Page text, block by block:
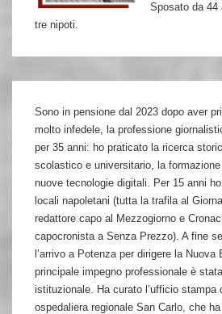
Sposato da 44
tre nipoti.
Sono in pensione dal 2023 dopo aver
molto infedele, la professione
per 35 anni: ho praticato la ricerca
scolastico e universitario, la
nuove tecnologie digitali. Per 15 anni
locali napoletani (tutta la trafila al
redattore capo al Mezzogiorno e
capocronista a Senza Prezzo). A fine
l’arrivo a Potenza per dirigere la Nuova
principale impegno professionale è
istituzionale. Ha curato l’ufficio stampa
ospedaliera regionale San Carlo, che